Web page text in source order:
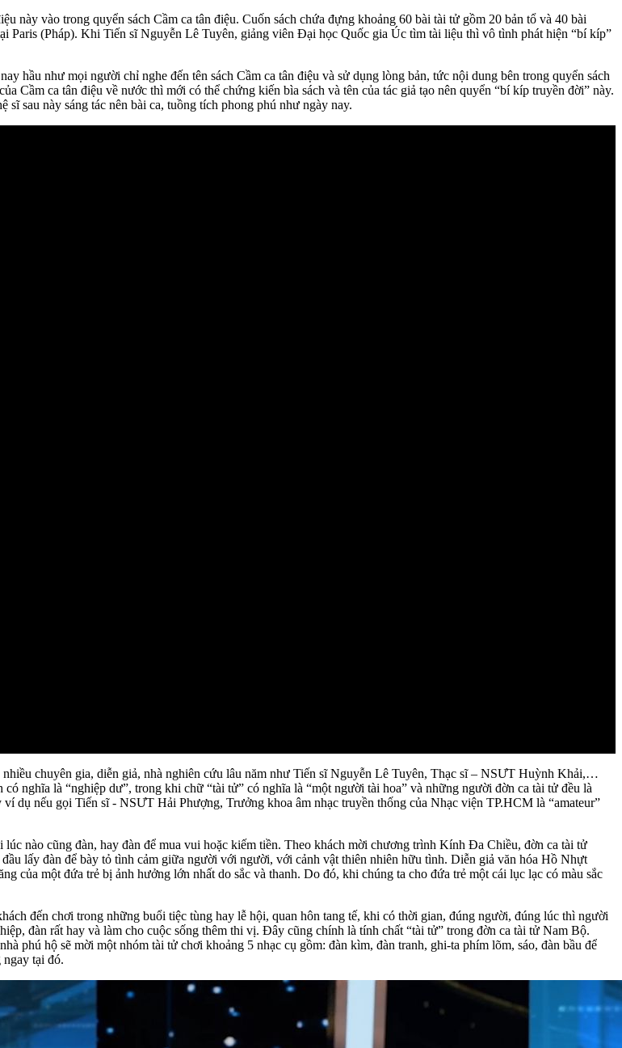
này vào trong quyển sách Cầm ca tân điệu. Cuốn sách chứa đựng khoảng 60 bài tài tử gồm 20 bản tổ và 40 bài
Paris (Pháp). Khi Tiến sĩ Nguyễn Lê Tuyên, giảng viên Đại học Quốc gia Úc tìm tài liệu thì vô tình phát hiện “bí kíp”
như mọi người chỉ nghe đến tên sách Cầm ca tân điệu và sử dụng lòng bản, tức nội dung bên trong quyển sách
Cầm ca tân điệu về nước thì mới có thể chứng kiến bìa sách và tên của tác giả tạo nên quyển “bí kíp truyền đời” này.
sau này sáng tác nên bài ca, tuồng tích phong phú như ngày nay.
chuyên gia, diễn giả, nhà nghiên cứu lâu năm như Tiến sĩ Nguyễn Lê Tuyên, Thạc sĩ – NSƯT Huỳnh Khải,…
nghĩa là “nghiệp dư”, trong khi chữ “tài tử” có nghĩa là “một người tài hoa” và những người đờn ca tài tử đều là
dụ nếu gọi Tiến sĩ - NSƯT Hải Phượng, Trưởng khoa âm nhạc truyền thống của Nhạc viện TP.HCM là “amateur”
nào cũng đàn, hay đàn để mua vui hoặc kiếm tiền. Theo khách mời chương trình Kính Đa Chiều, đờn ca tài tử
lấy đàn để bày tỏ tình cảm giữa người với người, với cảnh vật thiên nhiên hữu tình. Diễn giả văn hóa Hồ Nhựt
của một đứa trẻ bị ảnh hưởng lớn nhất do sắc và thanh. Do đó, khi chúng ta cho đứa trẻ một cái lục lạc có màu sắc
đến chơi trong những buổi tiệc tùng hay lễ hội, quan hôn tang tế, khi có thời gian, đúng người, đúng lúc thì người
đàn rất hay và làm cho cuộc sống thêm thi vị. Đây cũng chính là tính chất “tài tử” trong đờn ca tài tử Nam Bộ.
phú hộ sẽ mời một nhóm tài tử chơi khoảng 5 nhạc cụ gồm: đàn kìm, đàn tranh, ghi-ta phím lõm, sáo, đàn bầu để
ngay tại đó.